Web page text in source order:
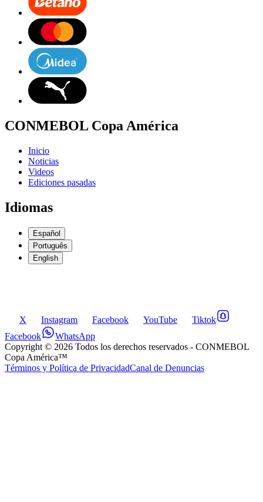
CONMEBOL Copa América
Inicio
Noticias
Videos
Ediciones pasadas
Idiomas
Español
Português
English
X Instagram Facebook YouTube
Tiktok
Facebook
WhatsApp
Copyright © 2026 Todos los derechos reservados - CONMEBOL
Copa América™
Términos y Política de PrivacidadCanal de Denuncias